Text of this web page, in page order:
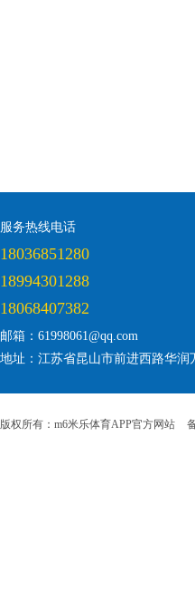
服务热线电话
18036851280
18994301288
18068407382
邮箱：61998061@qq.com
地址：江苏省昆山市前进西路华润
版权所有：m6米乐体育APP官方网站